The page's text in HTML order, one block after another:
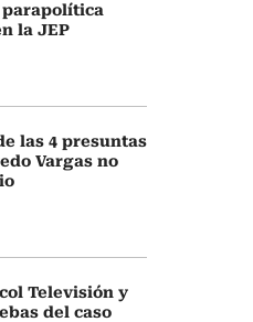
la JEP
las 4 presuntas
Vargas no
Televisión y
del caso